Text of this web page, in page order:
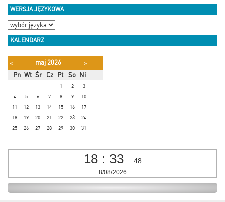
WERSJA JĘZYKOWA
KALENDARZ
« maj 2026
»
Pn Wt Śr Cz Pt So Ni
1 2
3
4
5 6 7 8 9
10
11
12 13 14 15 16
17
18
19 20 21 22 23
24
25
26 27 28 29 30 31
18 : 33 : 49
8/08/2026